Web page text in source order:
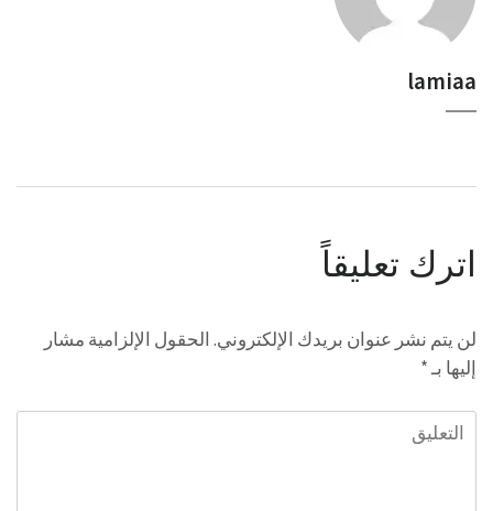
lamiaa
اترك تعليقاً
لن يتم نشر عنوان بريدك الإلكتروني. الحقول الإلزامية مشار
إليها بـ*
التعليق